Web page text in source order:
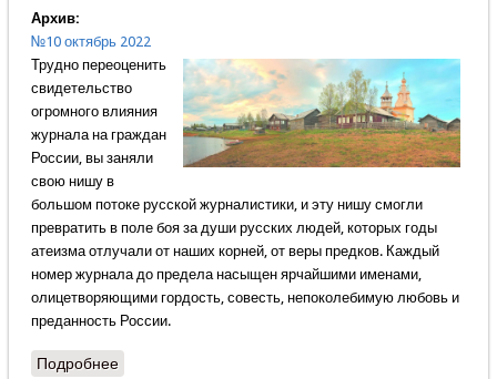
Архив:
№10 октябрь 2022
Трудно переоценить
свидетельство
огромного влияния
журнала на граждан
России, вы заняли
свою нишу в
большом потоке русской журналистики, и эту нишу смогли
превратить в поле боя за души русских людей, которых годы
атеизма отлучали от наших корней, от веры предков. Каждый
номер журнала до предела насыщен ярчайшими именами,
олицетворяющими гордость, совесть, непоколебимую любовь и
преданность России.
Подробнеео Наш общий русский дом